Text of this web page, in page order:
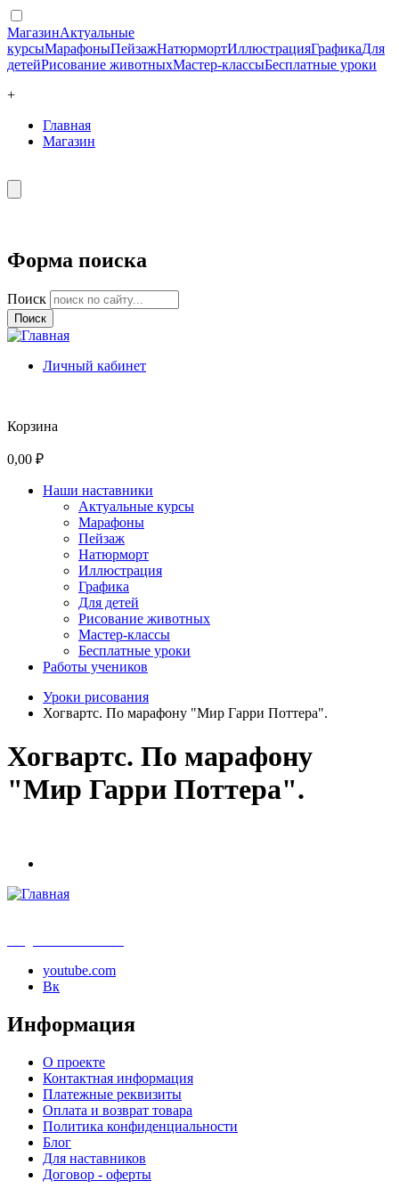
МагазинАктуальные
курсыМарафоныПейзажНатюрмортИллюстрацияГрафикаДля
детейРисование животныхМастер-классыБесплатные уроки
+
Главная
Магазин
Форма поиска
Поиск
Личный кабинет
Корзина
0,00 ₽
Наши наставники
Актуальные курсы
Марафоны
Пейзаж
Натюрморт
Иллюстрация
Графика
Для детей
Рисование животных
Мастер-классы
Бесплатные уроки
Работы учеников
Уроки рисования
Хогвартс. По марафону "Мир Гарри Поттера".
Хогвартс. По марафону
"Мир Гарри Поттера".
youtube.com
Вк
Информация
О проекте
Контактная информация
Платежные реквизиты
Оплата и возврат товара
Политика конфиденциальности
Блог
Для наставников
Договор - оферты